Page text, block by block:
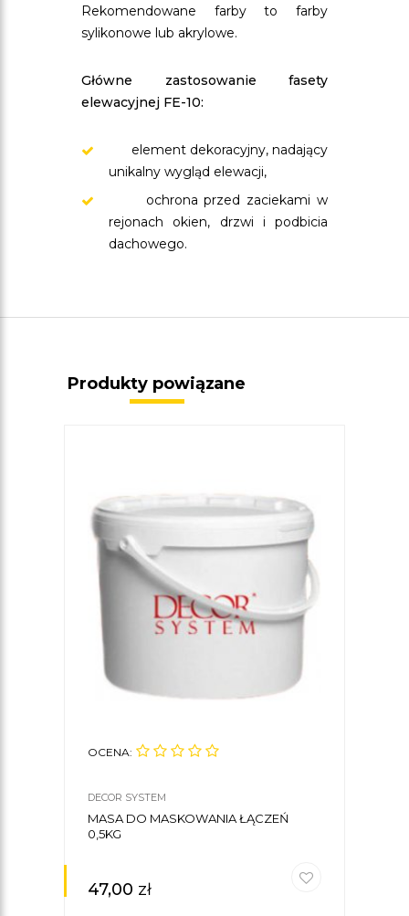
Rekomendowane farby to farby
sylikonowe lub akrylowe.
Główne zastosowanie fasety
elewacyjnej FE-10:
element dekoracyjny, nadający
unikalny wygląd elewacji,
ochrona przed zaciekami w
rejonach okien, drzwi i podbicia
dachowego.
Produkty powiązane
OCENA:
DECOR SYSTEM
MASA DO MASKOWANIA ŁĄCZEŃ
0,5KG
47,00 zł